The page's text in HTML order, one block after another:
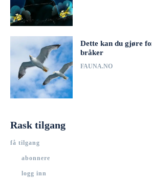
Dette kan du gjøre
bråker
FAUNA.NO
Rask tilgang
få tilgang
abonnere
logg inn